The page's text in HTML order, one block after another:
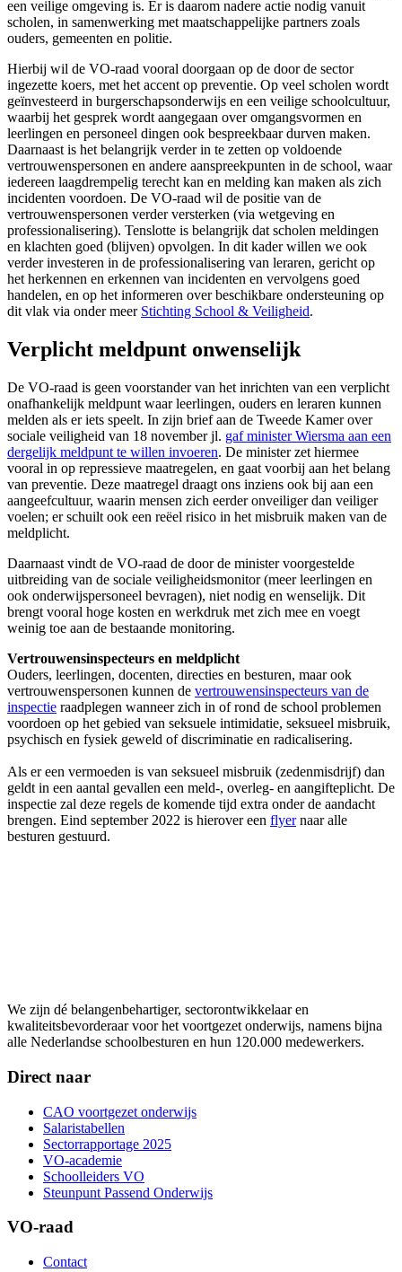
een veilige omgeving is. Er is daarom nadere actie nodig vanuit
scholen, in samenwerking met maatschappelijke partners zoals
ouders, gemeenten en politie.
Hierbij wil de VO-raad vooral doorgaan op de door de sector
ingezette koers, met het accent op preventie. Op veel scholen wordt
geïnvesteerd in burgerschapsonderwijs en een veilige schoolcultuur,
waarbij het gesprek wordt aangegaan over omgangsvormen en
leerlingen en personeel dingen ook bespreekbaar durven maken.
Daarnaast is het belangrijk verder in te zetten op voldoende
vertrouwenspersonen en andere aanspreekpunten in de school, waar
iedereen laagdrempelig terecht kan en melding kan maken als zich
incidenten voordoen. De VO-raad wil de positie van de
vertrouwenspersonen verder versterken (via wetgeving en
professionalisering). Tenslotte is belangrijk dat scholen meldingen
en klachten goed (blijven) opvolgen. In dit kader willen we ook
verder investeren in de professionalisering van leraren, gericht op
het herkennen en erkennen van incidenten en vervolgens goed
handelen, en op het informeren over beschikbare ondersteuning op
dit vlak via onder meer Stichting School & Veiligheid.
Verplicht meldpunt onwenselijk
De VO-raad is geen voorstander van het inrichten van een verplicht
onafhankelijk meldpunt waar leerlingen, ouders en leraren kunnen
melden als er iets speelt. In zijn brief aan de Tweede Kamer over
sociale veiligheid van 18 november jl. gaf minister Wiersma aan een
dergelijk meldpunt te willen invoeren. De minister zet hiermee
vooral in op repressieve maatregelen, en gaat voorbij aan het belang
van preventie. Deze maatregel draagt ons inziens ook bij aan een
aangeefcultuur, waarin mensen zich eerder onveiliger dan veiliger
voelen; er schuilt ook een reëel risico in het misbruik maken van de
meldplicht.
Daarnaast vindt de VO-raad de door de minister voorgestelde
uitbreiding van de sociale veiligheidsmonitor (meer leerlingen en
ook onderwijspersoneel bevragen), niet nodig en wenselijk. Dit
brengt vooral hoge kosten en werkdruk met zich mee en voegt
weinig toe aan de bestaande monitoring.
Vertrouwensinspecteurs en meldplicht
Ouders, leerlingen, docenten, directies en besturen, maar ook
vertrouwenspersonen kunnen de vertrouwensinspecteurs van de
inspectie raadplegen wanneer zich in of rond de school problemen
voordoen op het gebied van seksuele intimidatie, seksueel misbruik,
psychisch en fysiek geweld of discriminatie en radicalisering.
Als er een vermoeden is van seksueel misbruik (zedenmisdrijf) dan
geldt in een aantal gevallen een meld-, overleg- en aangifteplicht. De
inspectie zal deze regels de komende tijd extra onder de aandacht
brengen. Eind september 2022 is hierover een flyernaar alle
besturen gestuurd.
We zijn dé belangenbehartiger, sectorontwikkelaar en
kwaliteitsbevorderaar voor het voortgezet onderwijs, namens bijna
alle Nederlandse schoolbesturen en hun 120.000 medewerkers.
Direct naar
CAO voortgezet onderwijs
Salaristabellen
Sectorrapportage 2025
VO-academie
Schoolleiders VO
Steunpunt Passend Onderwijs
VO-raad
Contact